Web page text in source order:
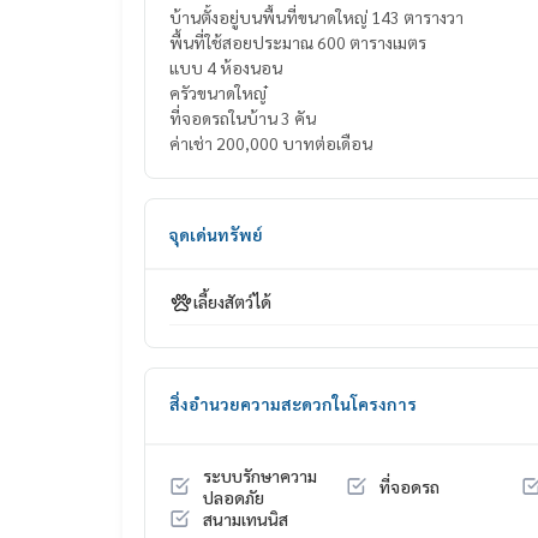
บ้านตั้งอยู่บนพื้นที่ขนาดใหญ่ 143 ตารางวา
พื้นที่ใช้สอยประมาณ 600 ตารางเมตร
แบบ 4 ห้องนอน
ครัวขนาดใหญ๋
ที่จอดรถในบ้าน 3 คัน
ค่าเช่า 200,000 บาทต่อเดือน
จุดเด่นทรัพย์
เลี้ยงสัตว์ได้
สิ่งอำนวยความสะดวกในโครงการ
ระบบรักษาความ
ปลอดภัย
ที่จอดรถ
สนามเทนนิส